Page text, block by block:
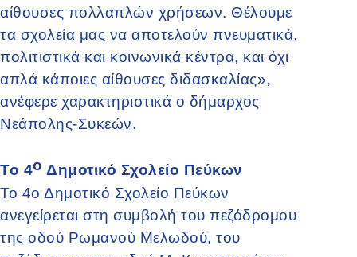
αίθουσες πολλαπλών χρήσεων. Θέλουμε
τα σχολεία μας να αποτελούν πνευματικά,
πολιτιστικά και κοινωνικά κέντρα, και όχι
απλά κάποιες αίθουσες διδασκαλίας»,
ανέφερε χαρακτηριστικά ο δήμαρχος
Νεάπολης-Συκεών.
Το 4ο Δημοτικό Σχολείο Πεύκων
Το 4ο Δημοτικό Σχολείο Πεύκων
ανεγείρεται στη συμβολή του πεζόδρομου
της οδού Ρωμανού Μελωδού, του